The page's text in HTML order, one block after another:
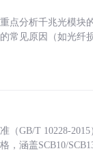
点分析千兆光模块
常见原因（如光纤
GB/T 10228-
涵盖SCB10/